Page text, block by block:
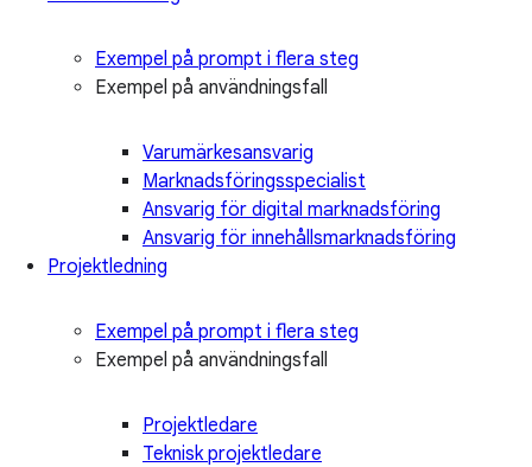
Exempel på prompt i flera steg
Exempel på användningsfall
Varumärkesansvarig
Marknadsföringsspecialist
Ansvarig för digital marknadsföring
Ansvarig för innehållsmarknadsföring
Projektledning
Exempel på prompt i flera steg
Exempel på användningsfall
Projektledare
Teknisk projektledare